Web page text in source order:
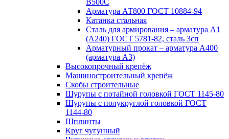
В500С
Арматура АТ800 ГОСТ 10884-94
Катанка стальная
Сталь для армирования – арматура А1
(А240) ГОСТ 5781-82, сталь 3сп
Арматурный прокат – арматура А400
(арматура А3)
Высокопрочный крепёж
Машиностроительный крепёж
Скобы строительные
Шурупы с потайной головкой ГОСТ 1145-80
Шурупы с полукруглой головкой ГОСТ
1144-80
Шплинты
Круг чугунный